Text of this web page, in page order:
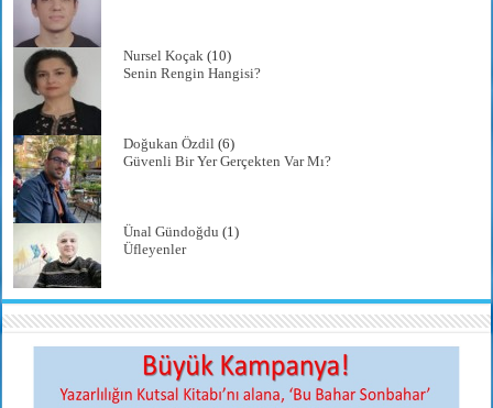
Nursel Koçak (10)
Senin Rengin Hangisi?
Doğukan Özdil (6)
Güvenli Bir Yer Gerçekten Var Mı?
Ünal Gündoğdu (1)
Üfleyenler